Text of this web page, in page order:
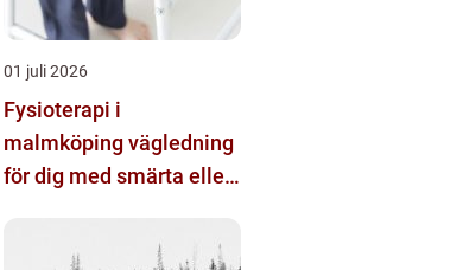
01 juli 2026
Fysioterapi i
malmköping vägledning
för dig med smärta eller